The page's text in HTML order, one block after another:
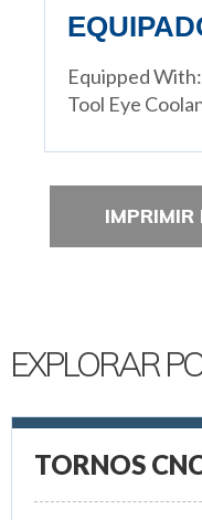
Equipped
Tool Eye
IMPRIMIR
EXPLORAR
TORNOS